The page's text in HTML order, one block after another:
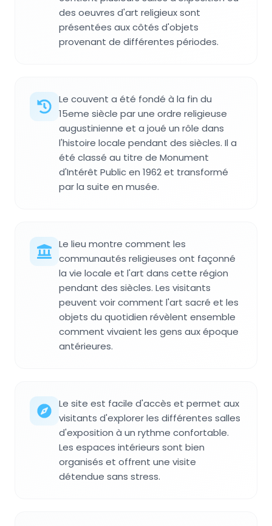
des oeuvres d'art religieux sont
présentées aux côtés d'objets
provenant de différentes périodes.
Le couvent a été fondé à la fin du
15eme siècle par une ordre religieuse
augustinienne et a joué un rôle dans
l'histoire locale pendant des siècles. Il a
été classé au titre de Monument
d'Intérêt Public en 1962 et transformé
par la suite en musée.
Le lieu montre comment les
communautés religieuses ont façonné
la vie locale et l'art dans cette région
pendant des siècles. Les visitants
peuvent voir comment l'art sacré et les
objets du quotidien révèlent ensemble
comment vivaient les gens aux époque
antérieures.
Le site est facile d'accès et permet aux
visitants d'explorer les différentes salles
d'exposition à un rythme confortable.
Les espaces intérieurs sont bien
organisés et offrent une visite
détendue sans stress.